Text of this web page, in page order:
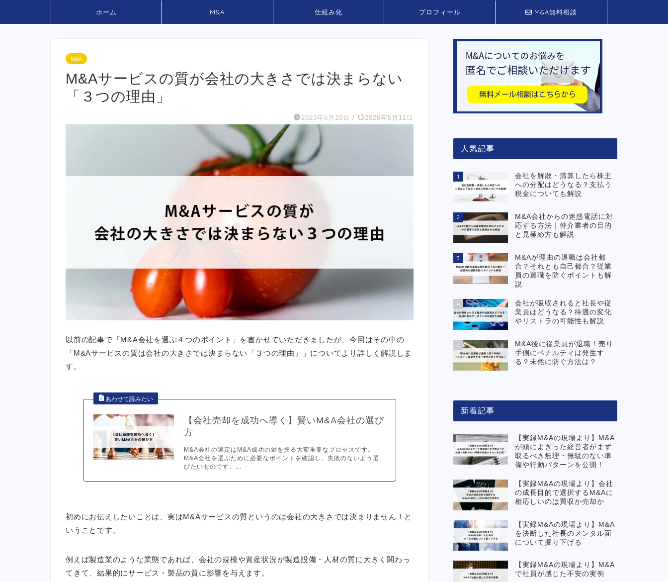
ホーム M&A 仕組み化 プロフィール M&A無料相談
M&A
M&Aサービスの質が会社の大きさでは決まらない
「３つの理由」
2023年5月10日 / 2026年5月11日
以前の記事で「M&A会社を選ぶ４つのポイント」を書かせていただきましたが、今回はその中の
「M&Aサービスの質は会社の大きさでは決まらない「３つの理由」」についてより詳しく解説しま
す。
【会社売却を成功へ導く】賢いM&A会社の選び
方
M&A会社の選定はM&A成功の鍵を握る大変重要なプロセスです。
M&A会社を選ぶために必要なポイントを確認し、失敗のないよう選
びたいものです。...
初めにお伝えしたいことは、実はM&Aサービスの質というのは会社の大きさでは決まりません！ と
いうことです。
例えば製造業のような業態であれば、会社の規模や資産状況が製造設備・人材の質に大きく関わっ
てきて、結果的にサービス・製品の質に影響を与えます。
人気記事
1
会社を解散・清算したら株主
への分配はどうなる？支払う
税金についても解説
2
M&A会社からの迷惑電話に対
応する方法｜仲介業者の目的
と見極め方も解説
3
M&Aが理由の退職は会社都
合？それとも自己都合？従業
員の退職を防ぐポイントも解
説
4
会社が吸収されると社長や従
業員はどうなる？待遇の変化
やリストラの可能性も解説
5
M&A後に従業員が退職！売り
手側にペナルティは発生す
る？未然に防ぐ方法は？
新着記事
【実録M&Aの現場より】M&A
が頭によぎった経営者がまず
取るべき無理・無駄のない準
備や行動パターンを公開！
【実録M&Aの現場より】会社
の成長目的で選択するM&Aに
相応しいのは買収か売却か
【実録M&Aの現場より】M&A
を決断した社長のメンタル面
について掘り下げる
【実録M&Aの現場より】M&A
で社員が感じた不安の実例